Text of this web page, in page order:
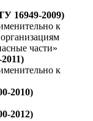
16949-2009)
к
части»
к
2010)
2012)